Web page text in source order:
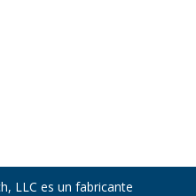
LLC es un fabricante